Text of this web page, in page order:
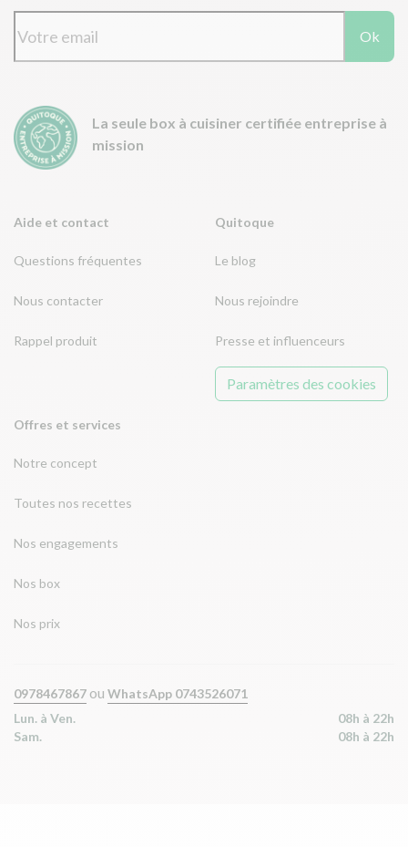
Aide et contact
Questions fréquentes
Nous contacter
Rappel produit
Offres et services
Notre concept
Toutes nos recettes
Nos engagements
Nos box
Nos prix
Quitoque
Le blog
Nous rejoindre
Presse et influenceurs
Paramètres des cookies
Ok
La seule box à cuisiner certifiée entreprise à
mission
0978467867 ou WhatsApp 0743526071
Lun. à Ven.
08h à 22h
Sam.
08h à 22h